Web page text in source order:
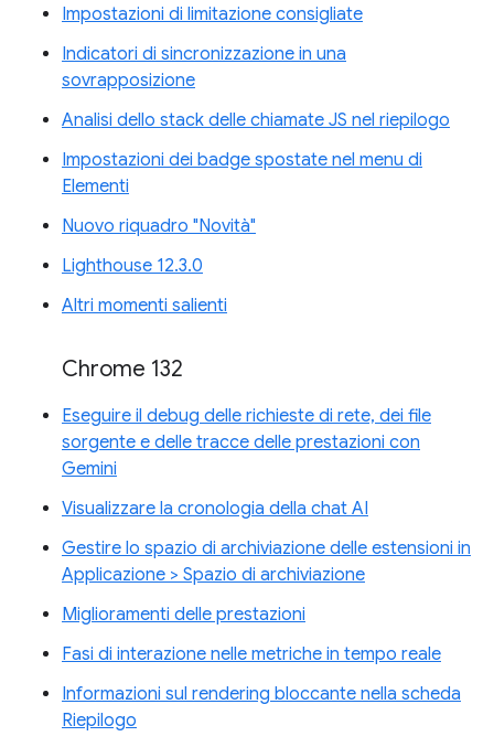
Impostazioni di limitazione consigliate
Indicatori di sincronizzazione in una
sovrapposizione
Analisi dello stack delle chiamate JS nel riepilogo
Impostazioni dei badge spostate nel menu di
Elementi
Nuovo riquadro "Novità"
Lighthouse 12.3.0
Altri momenti salienti
Chrome 132
Eseguire il debug delle richieste di rete, dei file
sorgente e delle tracce delle prestazioni con
Gemini
Visualizzare la cronologia della chat AI
Gestire lo spazio di archiviazione delle estensioni in
Applicazione > Spazio di archiviazione
Miglioramenti delle prestazioni
Fasi di interazione nelle metriche in tempo reale
Informazioni sul rendering bloccante nella scheda
Riepilogo